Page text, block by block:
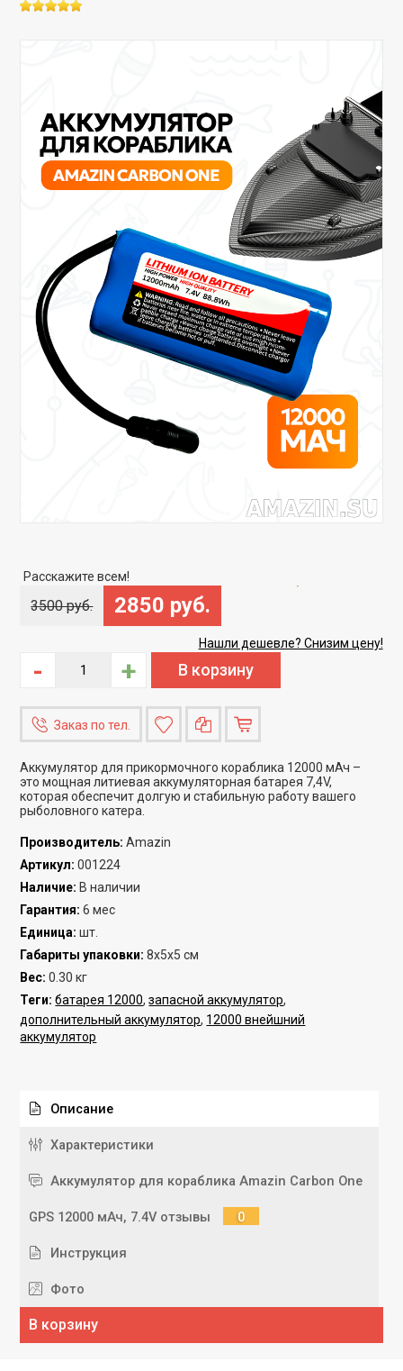
Расскажите всем!
3500 руб. 2850 руб.
Нашли дешевле? Снизим цену!
- +
Заказ по тел.
Аккумулятор для прикормочного кораблика 12000 мАч –
это мощная литиевая аккумуляторная батарея 7,4V,
которая обеспечит долгую и стабильную работу вашего
рыболовного катера.
Производитель: Amazin
Артикул: 001224
Наличие: В наличии
Гарантия: 6 мес
Единица: шт.
Габариты упаковки: 8x5x5 см
Вес: 0.30 кг
Теги: батарея 12000,запасной аккумулятор,
дополнительный аккумулятор, 12000 внейшний
аккумулятор
Описание
Характеристики
Аккумулятор для кораблика Amazin Carbon One
GPS 12000 мАч, 7.4V отзывы 0
Инструкция
Фото
В корзину